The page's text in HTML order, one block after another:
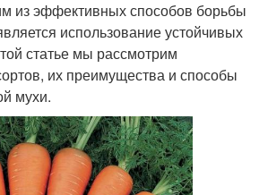
из эффективных способов борьбы
использование устойчивых
статье мы рассмотрим
их преимущества и способы
мухи.